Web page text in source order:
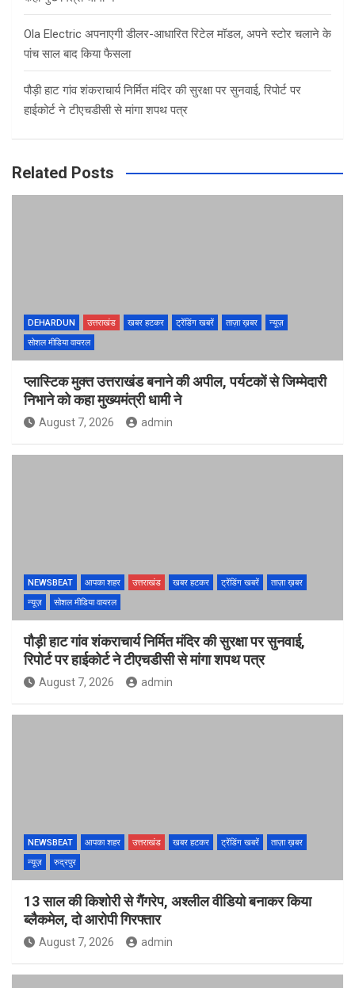
Ola Electric अपनाएगी डीलर-आधारित रिटेल मॉडल, अपने स्टोर चलाने के
पांच साल बाद किया फैसला
पौड़ी हाट गांव शंकराचार्य निर्मित मंदिर की सुरक्षा पर सुनवाई, रिपोर्ट पर
हाईकोर्ट ने टीएचडीसी से मांगा शपथ पत्र
Related Posts
DEHARDUN उत्तराखंड खबर हटकर ट्रेंडिंग खबरें ताज़ा ख़बर
न्यूज़
सोशल मीडिया वायरल
प्लास्टिक मुक्त उत्तराखंड बनाने की अपील, पर्यटकों से जिम्मेदारी
निभाने को कहा मुख्यमंत्री धामी ने
August 7, 2026 admin
NEWSBEAT आपका शहर उत्तराखंड खबर हटकर ट्रेंडिंग खबरें
ताज़ा ख़बर
न्यूज़
सोशल मीडिया वायरल
पौड़ी हाट गांव शंकराचार्य निर्मित मंदिर की सुरक्षा पर सुनवाई,
रिपोर्ट पर हाईकोर्ट ने टीएचडीसी से मांगा शपथ पत्र
August 7, 2026 admin
NEWSBEAT आपका शहर उत्तराखंड खबर हटकर ट्रेंडिंग खबरें
ताज़ा ख़बर
न्यूज़
रुद्रपुर
13 साल की किशोरी से गैंगरेप, अश्लील वीडियो बनाकर किया
ब्लैकमेल, दो आरोपी गिरफ्तार
August 7, 2026 admin